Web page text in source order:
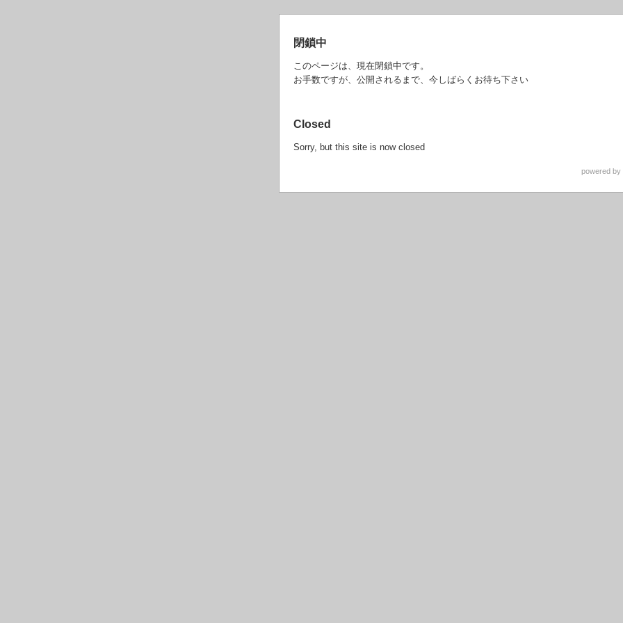
閉鎖中
このページは、現在閉鎖中です。
お手数ですが、公開されるまで、今しばらくお待ち下さい
Closed
Sorry, but this site is now closed
powered by